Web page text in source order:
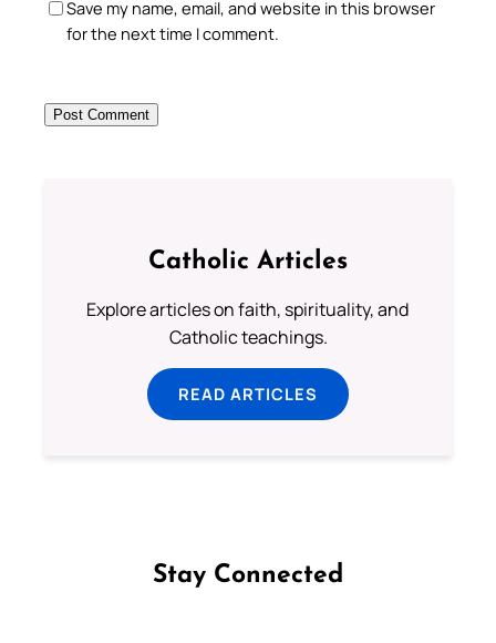
Save my name, email, and website in this browser
for the next time I comment.
Catholic Articles
Explore articles on faith, spirituality, and
Catholic teachings.
READ ARTICLES
Stay Connected